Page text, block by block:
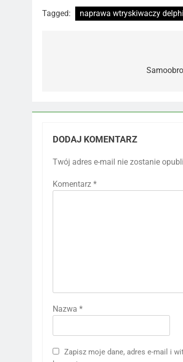
Tagged: naprawa wtryskiwaczy delphi
DODAJ KOMENTARZ
Twój adres e-mail nie zostanie
Komentarz *
Nazwa *
Zapisz moje dane, adres e-mail i